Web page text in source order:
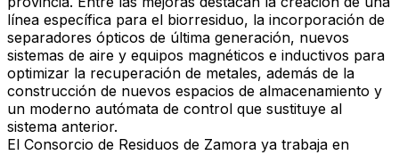
línea específica para el biorresiduo, la incorporación de
separadores ópticos de última generación, nuevos
sistemas de aire y equipos magnéticos e inductivos para
optimizar la recuperación de metales, además de la
construcción de nuevos espacios de almacenamiento y
un moderno autómata de control que sustituye al
sistema anterior.
El Consorcio de Residuos de Zamora ya trabaja en